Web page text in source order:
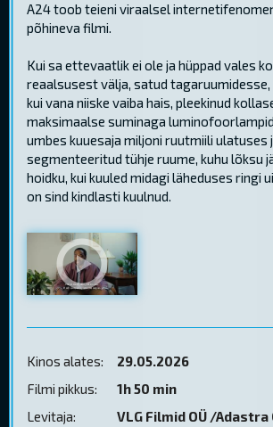
A24 toob teieni viraalsel
põhineva filmi.
Kui sa ettevaatlik ei ole ja hüppad vales
reaalsusest välja, satud tagaruumidesse,
kui vana niiske vaiba hais, pleekinud
maksimaalse suminaga
umbes kuuesaja miljoni ruutmiili ulatuses
segmenteeritud tühje ruume, kuhu lõksu
hoidku, kui kuuled midagi läheduses ringi
on sind kindlasti kuulnud.
Kinos alates:
29.05.2026
Filmi pikkus:
1h 50 min
Levitaja:
VLG Filmid OÜ /Adastra